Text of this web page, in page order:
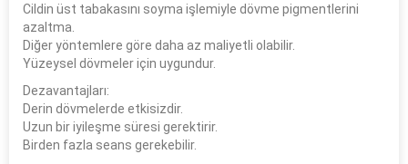
Cildin üst tabakasını soyma işlemiyle dövme pigmentlerini
azaltma.
Diğer yöntemlere göre daha az maliyetli olabilir.
Yüzeysel dövmeler için uygundur.
Dezavantajları:
Derin dövmelerde etkisizdir.
Uzun bir iyileşme süresi gerektirir.
Birden fazla seans gerekebilir.